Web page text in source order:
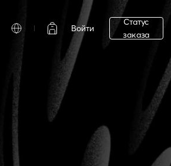
Войти
Статус
заказа